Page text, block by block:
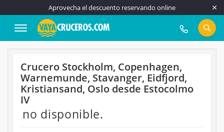
Aprovecha el descuento reservando online
917 815 555
Crucero Stockholm, Copenhagen,
Warnemunde, Stavanger, Eidfjord,
Kristiansand, Oslo desde Estocolmo
IV
no disponible.